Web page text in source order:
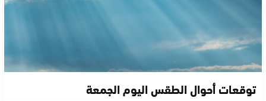
توقعات أحوال الطقس اليوم الجمعة